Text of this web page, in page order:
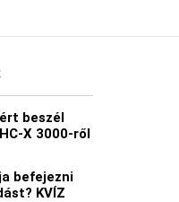
beszél
X 3000-ről
befejezni
KVÍZ